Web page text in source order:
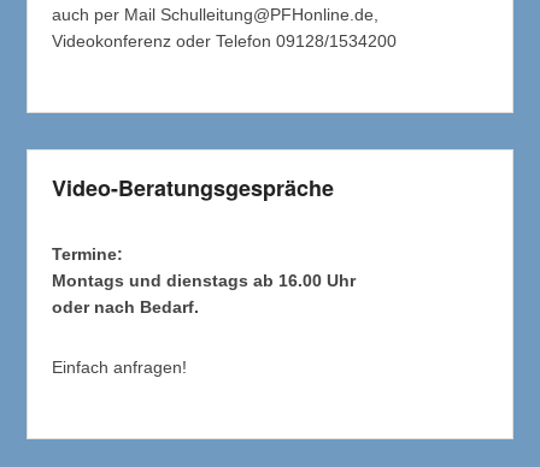
auch per Mail Schulleitung@PFHonline.de,
Videokonferenz oder Telefon 09128/1534200
Video-Beratungsgespräche
Termine:
Montags und dienstags ab 16.00 Uhr
oder nach Bedarf.
Einfach anfragen!